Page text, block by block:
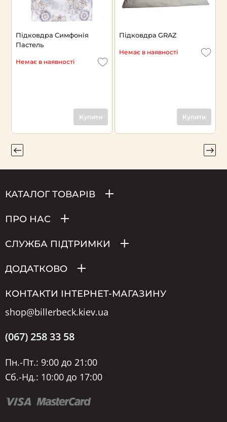
Підковдра Симфонія
Пастель
Немає в наявності
Купити
Підковдра GRAZ
Немає в наявності
Купити
КАТАЛОГ ТОВАРІВ
ПРО НАС
СЛУЖБА ПІДТРИМКИ
ДОДАТКОВО
КОНТАКТИ ІНТЕРНЕТ-МАГАЗИНУ
shop@billerbeck.kiev.ua
(067) 258 33 58
Пн.-Пт.: 9:00 до 21:00
Сб.-Нд.: 10:00 до 17:00